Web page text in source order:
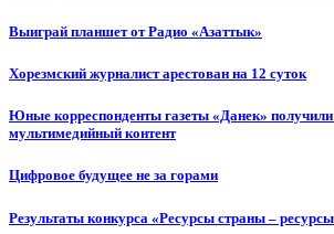
Выиграй планшет от Радио «Азаттык»
Хорезмский журналист арестован на 12 суток
Юные корреспонденты газеты «Данек» получили
мультимедийный контент
Цифровое будущее не за горами
Результаты конкурса «Ресурсы страны –